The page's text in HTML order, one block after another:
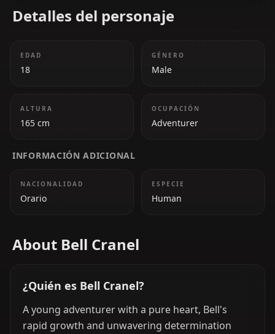
Detalles del personaje
EDAD
18
GÉNERO
Male
ALTURA
165 cm
OCUPACIÓN
Adventurer
INFORMACIÓN ADICIONAL
NACIONALIDAD
Orario
ESPECIE
Human
About Bell Cranel
¿Quién es Bell Cranel?
A young adventurer with a pure heart, Bell's
rapid growth and unwavering determination